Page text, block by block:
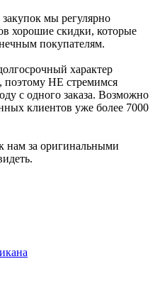
мы регулярно
хорошие скидки, которые
покупателям.
характер
поэтому НЕ стремимся
с одного заказа. Возможно
клиентов уже более 7000
нам за оригинальными